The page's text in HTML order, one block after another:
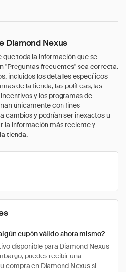
Diamond Nexus
toda la información que se
"Preguntas frecuentes" sea correcta.
incluidos los detalles específicos
de la tienda, las políticas, las
y los programas de
únicamente con fines
cambios y podrían ser inexactos u
la información más reciente y
tienda.
cupón válido ahora mismo?
disponible para Diamond Nexus
puedes recibir una
compra en Diamond Nexus si